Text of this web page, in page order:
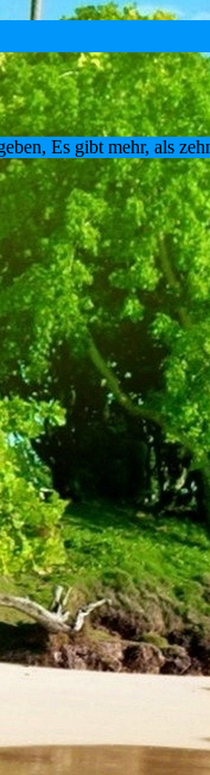
Es gibt mehr, als